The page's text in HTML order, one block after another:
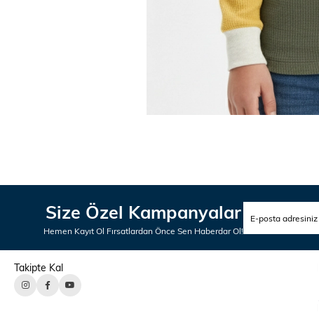
Size Özel Kampanyalar
Hemen Kayıt Ol Fırsatlardan Önce Sen Haberdar Ol!
Takipte Kal